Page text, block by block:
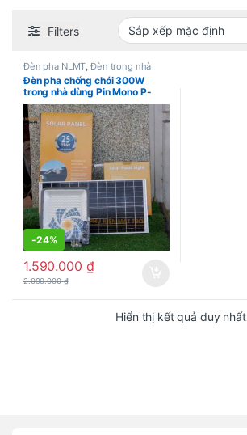
Filters
Đèn pha NLMT ,Đèn trong nhà
Đèn pha chống chói 300W
trong nhà dùng Pin Mono P-
300W-F05
-24%
1.590.000 ₫
2.090.000₫
Hiển thị kết quả duy nhất